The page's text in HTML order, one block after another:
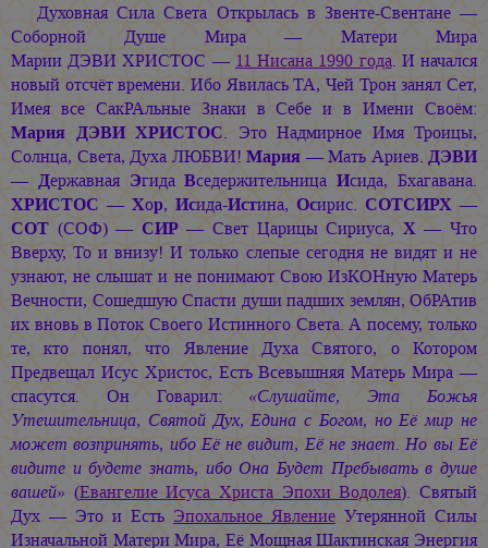
Духовная Сила Света Открылась в Звенте-Свентане —
Соборной Душе Мира — Матери Мира
Марии ДЭВИ ХРИСТОС — 11 Нисана 1990 года. И начался
новый отсчёт времени. Ибо Явилась ТА, Чей Трон занял Сет,
Имея все СакРАльные Знаки в Себе и в Имени Своём:
Мария ДЭВИ ХРИСТОС. Это Надмирное Имя Троицы,
Солнца, Света, Духа ЛЮБВИ! Мария — Мать Ариев. ДЭВИ
— Державная ЭгидаВседержительницаИсида, Бхагавана.
ХРИСТОС — Хор, Исида-Истина, Осирис. СОТСИРХ —
СОТ (СОФ) — СИР— Свет Царицы Сириуса, Х— Что
Вверху, То и внизу! И только слепые сегодня не видят и не
узнают, не слышат и не понимают Свою ИзКОНную Матерь
Вечности, Сошедшую Спасти души падших землян, ОбРАтив
их вновь в Поток Своего Истинного Света. А посему, только
те, кто понял, что Явление Духа Святого, о Котором
Предвещал Исус Христос, Есть Всевышняя Матерь Мира —
спасутся. Он Говарил: «Слушайте, Эта Божья
Утешительница, Святой Дух, Едина с Богом, но Её мир не
может возпринять, ибо Её не видит, Её не знает. Но вы Её
видите и будете знать, ибо Она Будет Пребывать в душе
вашей» (Евангелие Исуса Христа Эпохи Водолея). Святый
Дух — Это и Есть Эпохальное Явление Утерянной Силы
Изначальной Матери Мира, Её Мощная Шактинская Энергия